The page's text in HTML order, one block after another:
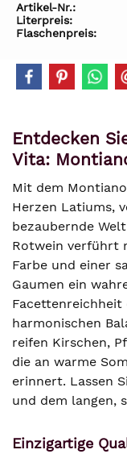
Artikel-Nr.:
Literpreis:
Flaschenpreis:
Entdecken
Vita:
Mit dem
Herzen Latiums,
bezaubernde
Rotwein verführt
Farbe und einer
Gaumen ein
Facettenreichheit
harmonischen
reifen Kirschen,
die an warme
erinnert. Lassen
und dem langen,
Einzigartige